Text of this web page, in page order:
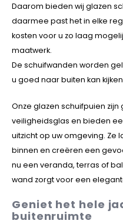
Daarom bieden wij glazen
daarmee past het in elke
kosten voor u zo laag
maatwerk.
De schuifwanden worden
u goed naar buiten kan
Onze glazen schuifpuien
veiligheidsglas en bieden
uitzicht op uw omgeving. Ze
binnen en creëren een
nu een veranda, terras of
wand zorgt voor een
Geniet het hele
buitenruimte